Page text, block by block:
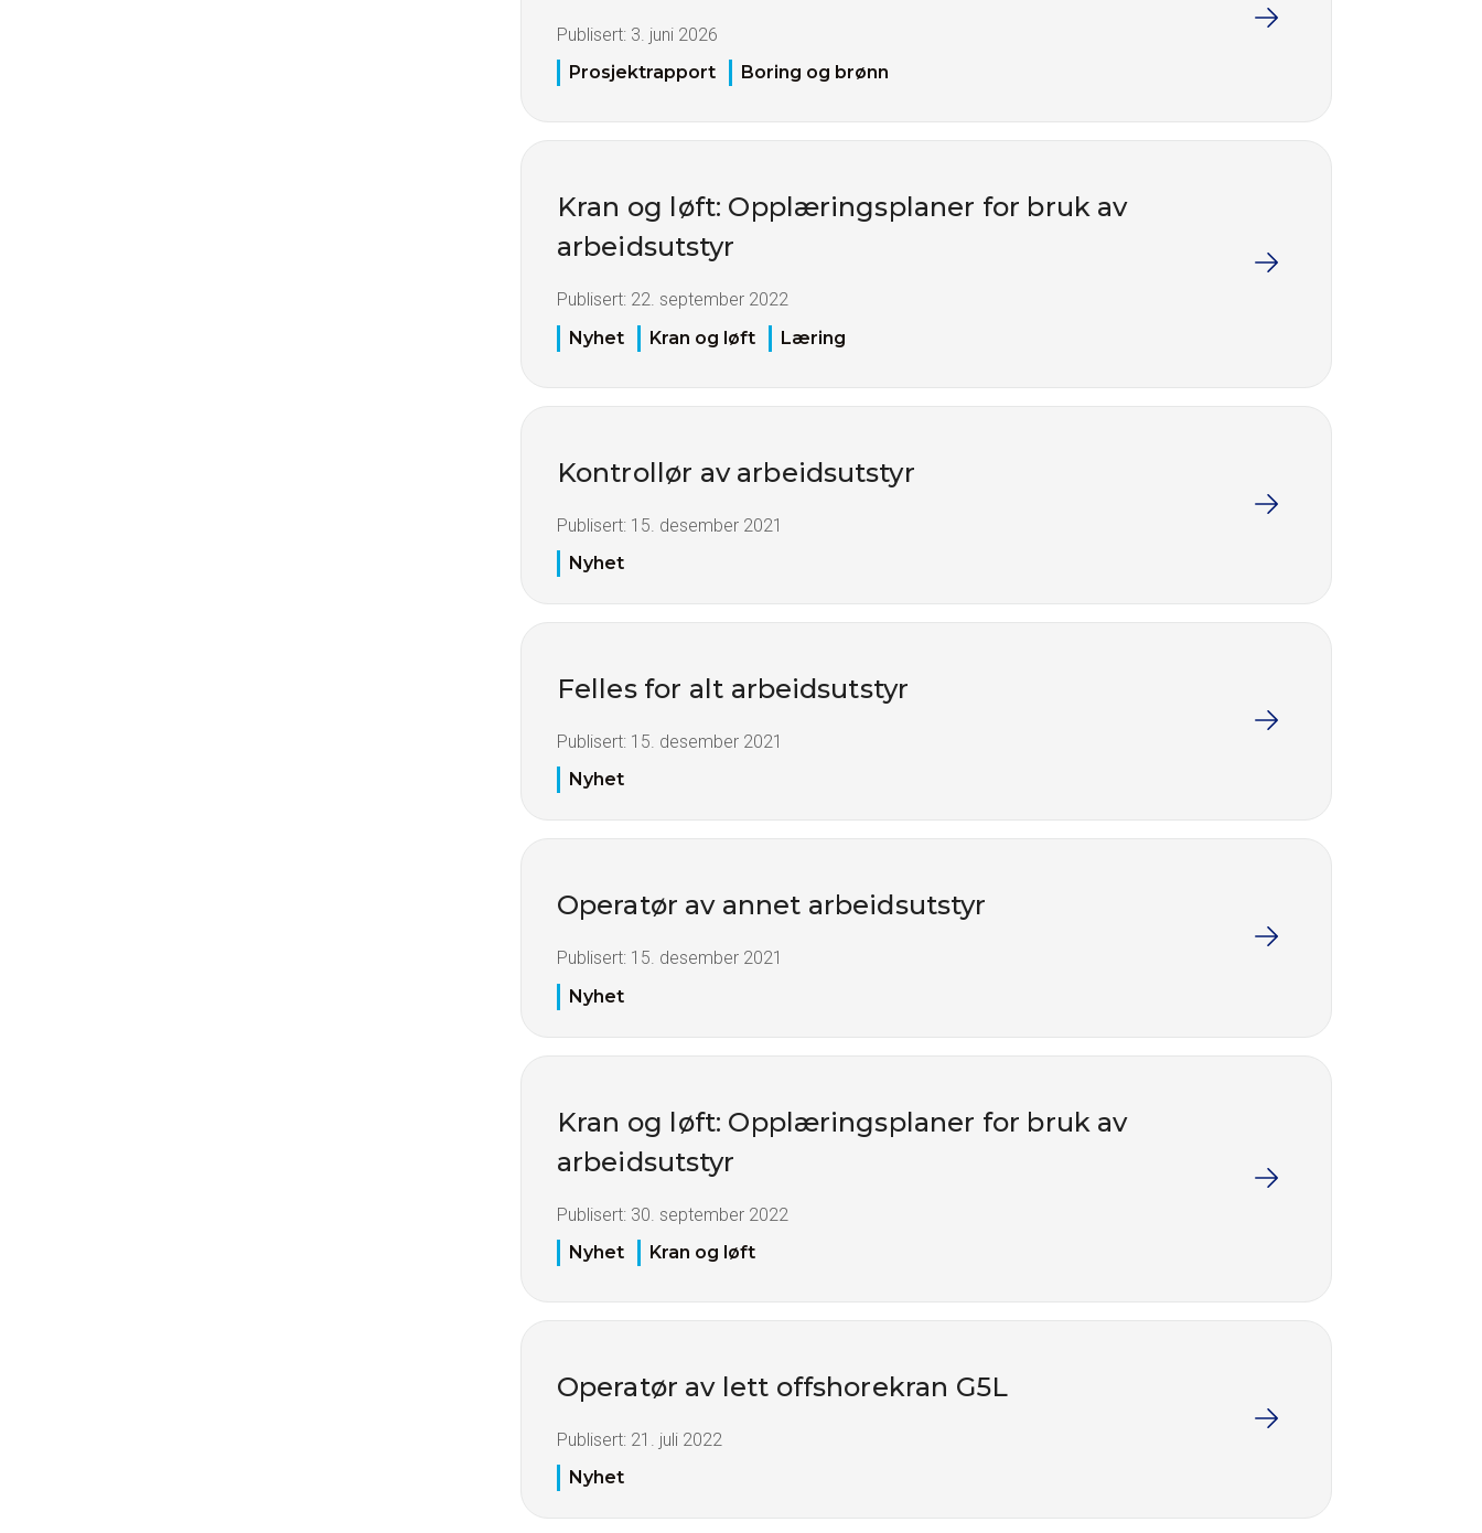
Publisert: 3. juni 2026
Prosjektrapport
Boring og brønn
Kran og løft: Opplæringsplaner for bruk av
arbeidsutstyr
Publisert: 22. september 2022
Nyhet
Kran og løft Læring
Kontrollør av arbeidsutstyr
Publisert: 15. desember 2021
Nyhet
Felles for alt arbeidsutstyr
Publisert: 15. desember 2021
Nyhet
Operatør av annet arbeidsutstyr
Publisert: 15. desember 2021
Nyhet
Kran og løft: Opplæringsplaner for bruk av
arbeidsutstyr
Publisert: 30. september 2022
Nyhet
Kran og løft
Operatør av lett offshorekran G5L
Publisert: 21. juli 2022
Nyhet